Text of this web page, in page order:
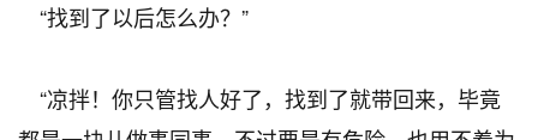
“找到了以后怎么办？”
“凉拌！你只管找人好了，找到了就带回来，毕竟